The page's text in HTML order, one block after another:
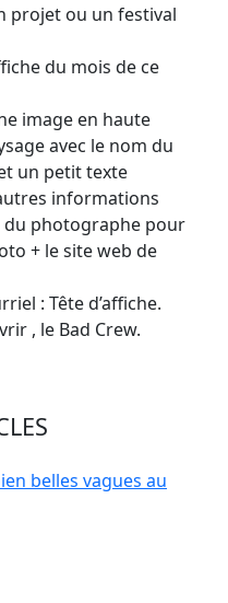
projet ou un festival
du mois de ce
image en haute
avec le nom du
un petit texte
informations
du photographe pour
+ le site web de
: Tête d’affiche.
, le Bad Crew.
belles vagues au